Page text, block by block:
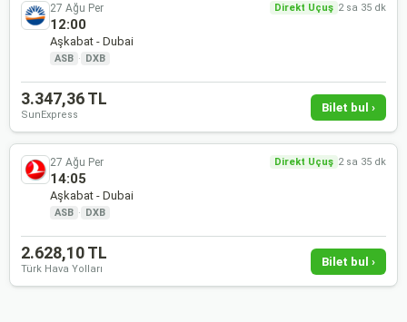
27 Ağu Per Direkt Uçuş 2 sa 35 dk
12:00
Aşkabat - Dubai
ASB · DXB
3.347,36 TL
SunExpress
Bilet bul ›
27 Ağu Per Direkt Uçuş 2 sa 35 dk
14:05
Aşkabat - Dubai
ASB · DXB
2.628,10 TL
Türk Hava Yolları
Bilet bul ›